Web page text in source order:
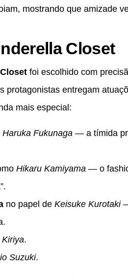
mostrando que amizade
Closet
foi escolhido com
protagonistas entregam
mais especial:
Haruka Fukunaga— a tímida
Hikaru Kamiyama— o
no papel de Keisuke Kurotaki—
.
Suzuki.